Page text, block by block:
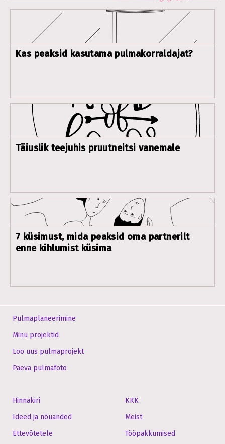
Kas peaksid kasutama pulmakorraldajat?
Täiuslik teejuhis pruutneitsi vanemale
7 küsimust, mida peaksid oma partnerilt
enne kihlumist küsima
Pulmaplaneerimine
Minu projektid
Loo uus pulmaprojekt
Päeva pulmafoto
Hinnakiri
Ideed ja nõuanded
Ettevõtetele
KKK
Meist
Tööpakkumised